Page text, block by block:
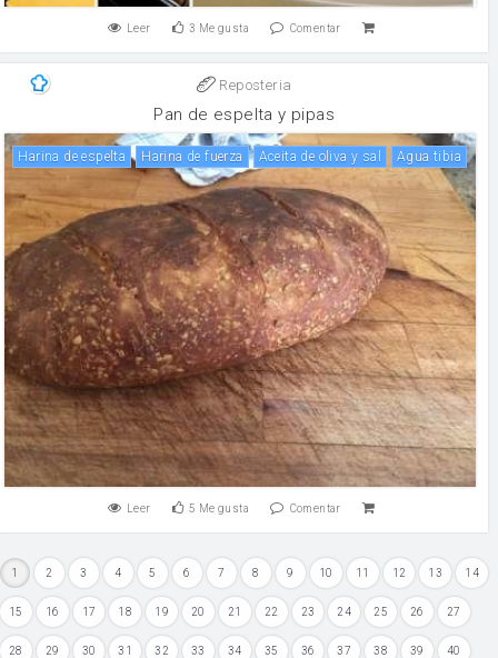
Leer 3 Me gusta Comentar
Reposteria
Pan de espelta y pipas
Harina de espelta harina de fuerza Aceita de oliva y sal Agua tibia
Leer 5 Me gusta Comentar
1 2 3 4 5 6 7 8 9 10 11 12 13 14
15 16 17 18 19 20 21 22 23 24 25 26 27
28 29 30 31 32 33 34 35 36 37 38 39 40